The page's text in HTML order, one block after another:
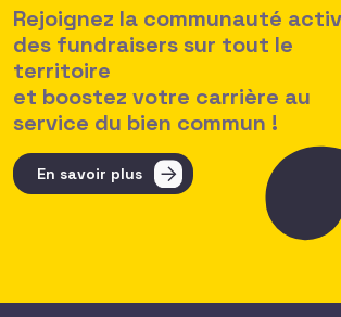
Rejoignez la communauté
des fundraisers sur tout le
territoire
et boostez votre carrière au
service du bien commun !
En savoir plus